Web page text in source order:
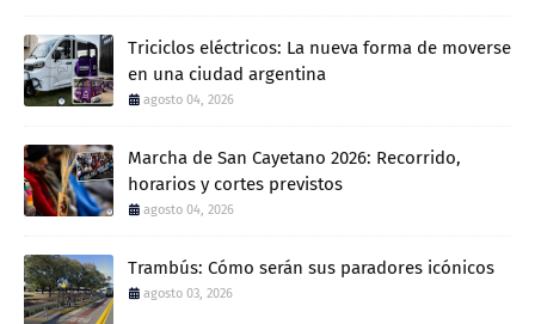
Triciclos eléctricos: La nueva forma de moverse
en una ciudad argentina
agosto 04, 2026
Marcha de San Cayetano 2026: Recorrido,
horarios y cortes previstos
agosto 04, 2026
Trambús: Cómo serán sus paradores icónicos
agosto 03, 2026